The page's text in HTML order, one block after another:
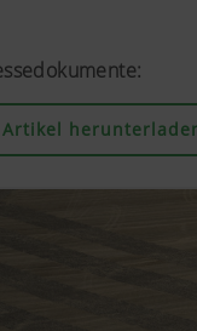
Artikel